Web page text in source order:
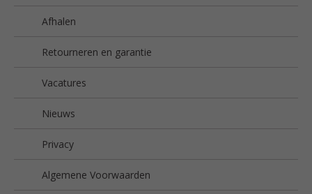
Afhalen
Retourneren en garantie
Vacatures
Nieuws
Privacy
Algemene Voorwaarden